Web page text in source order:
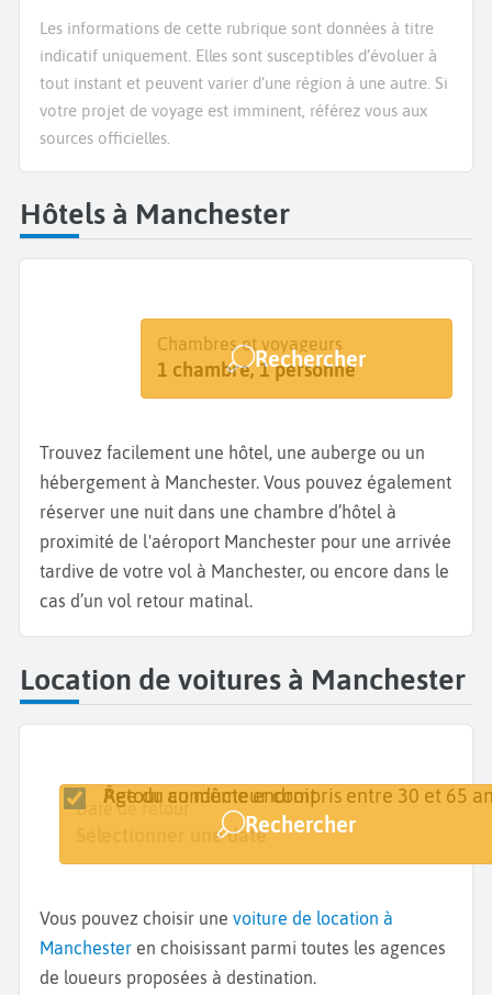
Les informations de cette rubrique sont données à titre
indicatif uniquement. Elles sont susceptibles d’évoluer à
tout instant et peuvent varier d’une région à une autre. Si
votre projet de voyage est imminent, référez vous aux
sources officielles.
Hôtels à Manchester
Destination
Manchester
Dates
Dates de votre séjour
Chambres et voyageurs
1 chambre, 1 personne
Rechercher
Trouvez facilement une hôtel, une auberge ou un
hébergement à Manchester. Vous pouvez également
réserver une nuit dans une chambre d’hôtel à
proximité de l'aéroport Manchester pour une arrivée
tardive de votre vol à Manchester, ou encore dans le
cas d’un vol retour matinal.
Location de voitures à Manchester
Lieu de retrait
Date de retrait
Sélectionner une date
Date de retour
Sélectionner une date
Retour au même endroit
Âge du conducteur compris entre 30 et 65
Rechercher
Vous pouvez choisir une voiture de location à
Manchester en choisissant parmi toutes les agences
de loueurs proposées à destination.